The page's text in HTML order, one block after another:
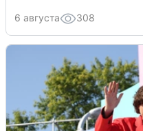
6 августа 308